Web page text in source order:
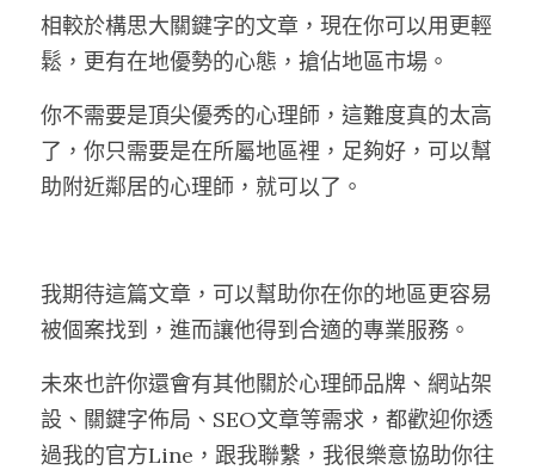
相較於構思大關鍵字的文章，現在你可以用更輕
鬆，更有在地優勢的心態，搶佔地區市場。
你不需要是頂尖優秀的心理師，這難度真的太高
了，你只需要是在所屬地區裡，足夠好，可以幫
助附近鄰居的心理師，就可以了。
我期待這篇文章，可以幫助你在你的地區更容易
被個案找到，進而讓他得到合適的專業服務。
未來也許你還會有其他關於心理師品牌、網站架
設、關鍵字佈局、SEO文章等需求，都歡迎你透
過我的官方Line，跟我聯繫，我很樂意協助你往